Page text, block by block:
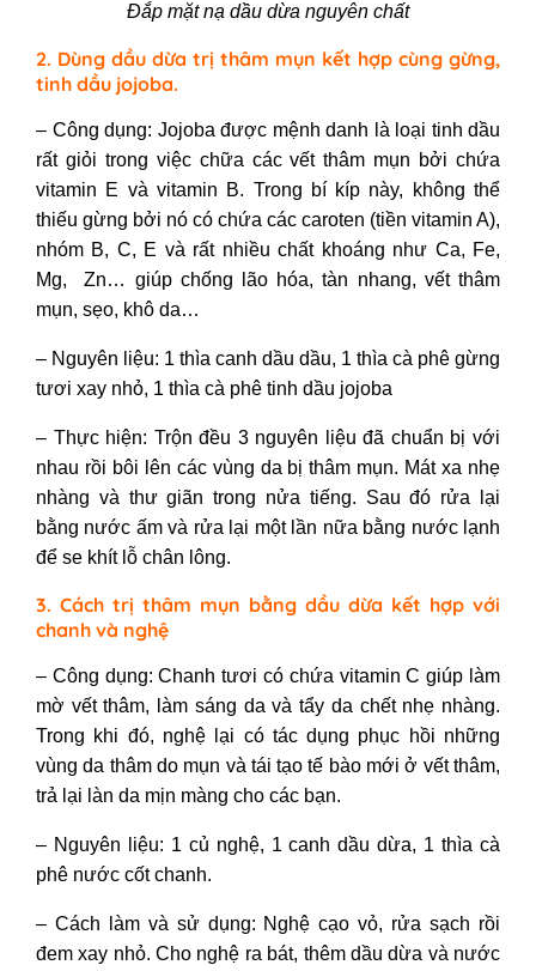
Đắp mặt nạ dầu dừa nguyên chất
2. Dùng dầu dừa trị thâm mụn kết hợp cùng gừng,
tinh dầu jojoba.
– Công dụng: Jojoba được mệnh danh là loại tinh dầu
rất giỏi trong việc chữa các vết thâm mụn bởi chứa
vitamin E và vitamin B. Trong bí kíp này, không thể
thiếu gừng bởi nó có chứa các caroten (tiền vitamin A),
nhóm B, C, E và rất nhiều chất khoáng như Ca, Fe,
Mg, Zn… giúp chống lão hóa, tàn nhang, vết thâm
mụn, sẹo, khô da…
– Nguyên liệu: 1 thìa canh dầu dầu, 1 thìa cà phê gừng
tươi xay nhỏ, 1 thìa cà phê tinh dầu jojoba
– Thực hiện: Trộn đều 3 nguyên liệu đã chuẩn bị với
nhau rồi bôi lên các vùng da bị thâm mụn. Mát xa nhẹ
nhàng và thư giãn trong nửa tiếng. Sau đó rửa lại
bằng nước ấm và rửa lại một lần nữa bằng nước lạnh
để se khít lỗ chân lông.
3. Cách trị thâm mụn bằng dầu dừa kết hợp với
chanh và nghệ
– Công dụng: Chanh tươi có chứa vitamin C giúp làm
mờ vết thâm, làm sáng da và tẩy da chết nhẹ nhàng.
Trong khi đó, nghệ lại có tác dụng phục hồi những
vùng da thâm do mụn và tái tạo tế bào mới ở vết thâm,
trả lại làn da mịn màng cho các bạn.
– Nguyên liệu: 1 củ nghệ, 1 canh dầu dừa, 1 thìa cà
phê nước cốt chanh.
– Cách làm và sử dụng: Nghệ cạo vỏ, rửa sạch rồi
đem xay nhỏ. Cho nghệ ra bát, thêm dầu dừa và nước